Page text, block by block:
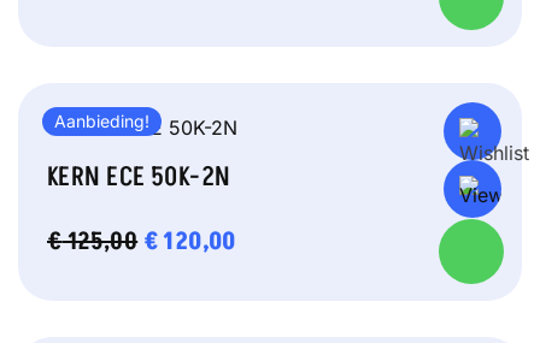
Aanbieding!
KERN ECE 50K-2N
€125,00 OORSPRONKELIJKE
€120,00HUIDIGE